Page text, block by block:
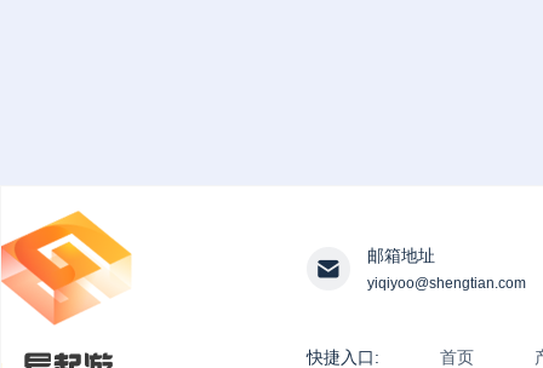
邮箱地址
yiqiyoo@shengtian.com
快捷入口: 首页